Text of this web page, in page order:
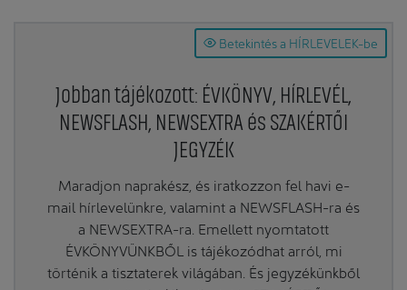
Betekintés a HÍRLEVELEK-be
Jobban tájékozott: ÉVKÖNYV, HÍRLEVÉL,
NEWSFLASH, NEWSEXTRA és SZAKÉRTŐI
JEGYZÉK
Maradjon naprakész, és iratkozzon fel havi e-
mail hírlevelünkre, valamint a NEWSFLASH-ra és
a NEWSEXTRA-ra. Emellett nyomtatott
ÉVKÖNYVÜNKBŐL is tájékozódhat arról, mi
történik a tisztaterek világában. És jegyzékünkből